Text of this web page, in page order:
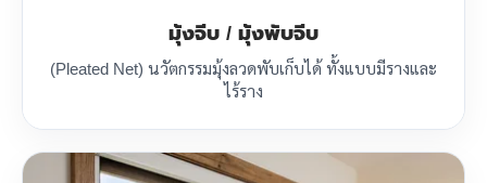
มุ้งจีบ / มุ้งพับจีบ
(Pleated Net) นวัตกรรมมุ้งลวดพับเก็บได้ ทั้งแบบมีรางและ
ไร้ราง